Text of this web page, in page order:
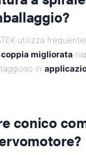
utilizza
migliorata
in
conico